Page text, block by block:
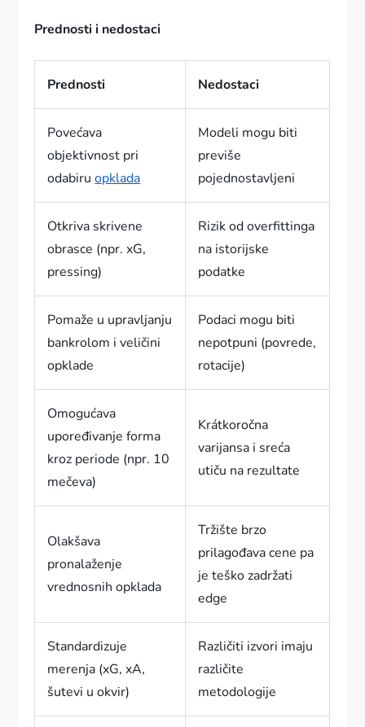
Prednosti i nedostaci
Prednosti Nedostaci
Povećava
objektivnost pri
odabiruopklada
Modeli mogu biti
previše
pojednostavljeni
Otkriva skrivene
obrasce (npr. xG,
pressing)
Rizik od overfittinga
na istorijske
podatke
Pomaže u upravljanju
bankrolom i veličini
opklade
Podaci mogu biti
nepotpuni (povrede,
rotacije)
Omogućava
upoređivanje forma
kroz periode (npr. 10
mečeva)
Krátkoročna
varijansa i sreća
utiču na rezultate
Olakšava
pronalaženje
vrednosnih opklada
Tržište brzo
prilagođava cene pa
je teško zadržati
edge
Standardizuje
merenja (xG, xA,
šutevi u okvir)
Različiti izvori imaju
različite
metodologije